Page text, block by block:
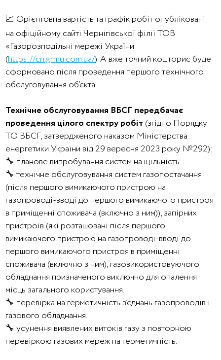
📈 Орієнтовна вартість та графік робіт опубліковані
на офіційному сайті Чернігівської філії ТОВ
«Газорозподільні мережі України
(https://cn.grmu.com.ua/). А вже точний кошторис буде
сформовано після проведення першого технічного
обслуговування об’єкта.
Технічне обслуговування ВБСГ передбачає
проведення цілого спектру робіт (згідно Порядку
ТО ВБСГ, затвердженого наказом Міністерства
енергетики України від 29 вересня 2023 року №292):
🔧 планове випробування систем на щільність.
🔧 технічне обслуговування систем газопостачання
(після першого вимикаючого пристрою на
газопроводі-вводі до першого вимикаючого пристроя
в приміщенні споживача (включно з ним)), запірних
пристроїв (які розташовані після першого
вимикаючого пристрою на газопроводі-вводі до
першого вимикаючого пристроя в приміщенні
споживача (включно з ним), газовикористовуючого
обладнання призначеного виключно для опалення
місць загального користування.
🔧 перевірка на герметичність з’єднань газопроводів і
газового обладнання.
🔧 усунення виявлених витоків газу з повторною
перевіркою газових мереж на герметичність.